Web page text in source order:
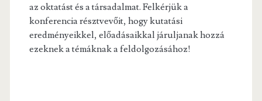
az oktatást és a társadalmat. Felkérjük a
konferencia résztvevőit, hogy kutatási
eredményeikkel, előadásaikkal járuljanak hozzá
ezeknek a témáknak a feldolgozásához!